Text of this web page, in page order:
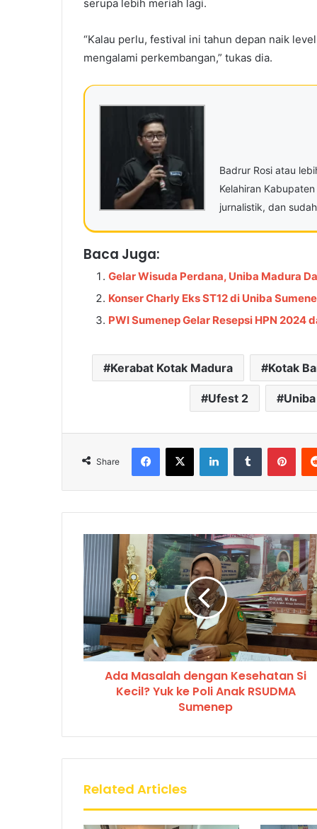
serupa lebih meriah lagi.
“Kalau perlu, festival ini tahun depan naik
mengalami perkembangan,” tukas dia.
Badrur Rosi atau
Kelahiran
jurnalistik, dan
Baca Juga:
Gelar Wisuda Perdana, Uniba Madura
Konser Charly Eks ST12 di Uniba
PWI Sumenep Gelar Resepsi HPN 2024
Kerabat Kotak Madura Kotak
Ufest 2
Share
Ada Masalah dengan Kesehatan Si
Kecil? Yuk ke Poli Anak RSUDMA
Sumenep
Related Articles